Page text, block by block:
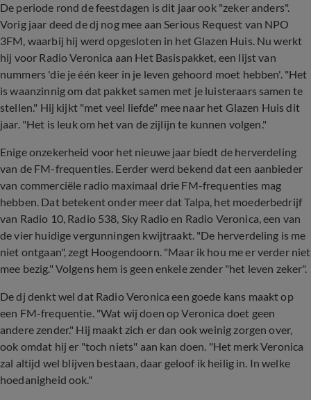
De periode rond de feestdagen is dit jaar ook "zeker anders".
Vorig jaar deed de dj nog mee aan Serious Request van NPO
3FM, waarbij hij werd opgesloten in het Glazen Huis. Nu werkt
hij voor Radio Veronica aan Het Basispakket, een lijst van
nummers 'die je één keer in je leven gehoord moet hebben'. "Het
is waanzinnig om dat pakket samen met je luisteraars samen te
stellen." Hij kijkt "met veel liefde" mee naar het Glazen Huis dit
jaar. "Het is leuk om het van de zijlijn te kunnen volgen."
Enige onzekerheid voor het nieuwe jaar biedt de herverdeling
van de FM-frequenties. Eerder werd bekend dat een aanbieder
van commerciële radio maximaal drie FM-frequenties mag
hebben. Dat betekent onder meer dat Talpa, het moederbedrijf
van Radio 10, Radio 538, Sky Radio en Radio Veronica, een van
de vier huidige vergunningen kwijtraakt. "De herverdeling is me
niet ontgaan", zegt Hoogendoorn. "Maar ik hou me er verder niet
mee bezig." Volgens hem is geen enkele zender "het leven zeker".
De dj denkt wel dat Radio Veronica een goede kans maakt op
een FM-frequentie. "Wat wij doen op Veronica doet geen
andere zender." Hij maakt zich er dan ook weinig zorgen over,
ook omdat hij er "toch niets" aan kan doen. "Het merk Veronica
zal altijd wel blijven bestaan, daar geloof ik heilig in. In welke
hoedanigheid ook."